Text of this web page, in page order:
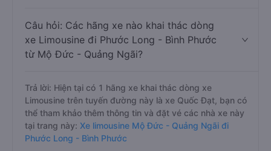
Câu hỏi: Các hãng xe nào khai thác dòng
xe Limousine đi Phước Long - Bình Phước
từ Mộ Đức - Quảng Ngãi?
Trả lời: Hiện tại có 1 hãng xe khai thác dòng xe
Limousine trên tuyến đường này là xe Quốc Đạt, bạn có
thể tham khảo thêm thông tin và đặt vé các nhà xe này
tại trang này: Xe limousine Mộ Đức - Quảng Ngãi đi
Phước Long - Bình Phước